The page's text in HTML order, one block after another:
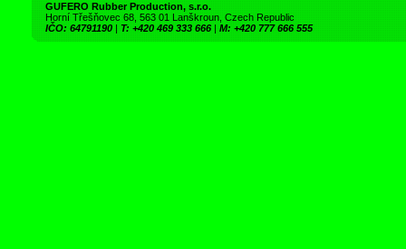
GUFERO Rubber Production, s.r.o.
Horní Třešňovec 68, 563 01 Lanškroun, Czech Republic
IČO: 64791190 | T: +420 469 333 666 | M: +420 777 666 555